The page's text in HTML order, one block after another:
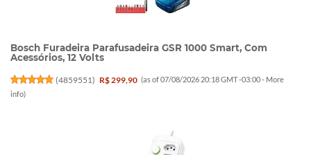
Bosch Furadeira Parafusadeira GSR 1000 Smart, Com
Acessórios, 12 Volts
(4859551) R$ 299,90 (as of 07/08/2026 20:18 GMT -03:00 - More
info)